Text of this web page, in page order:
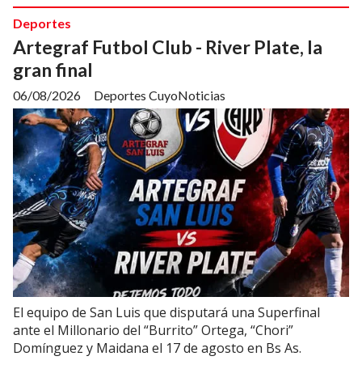
Artegraf Futbol Club - River Plate, la
gran final
Deportes CuyoNoticias
Deportes
06/08/2026
El equipo de San Luis que disputará una Superfinal
ante el Millonario del “Burrito” Ortega, “Chori”
Domínguez y Maidana el 17 de agosto en Bs As.